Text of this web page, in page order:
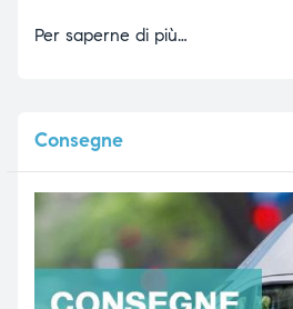
Per saperne di più…
Consegne